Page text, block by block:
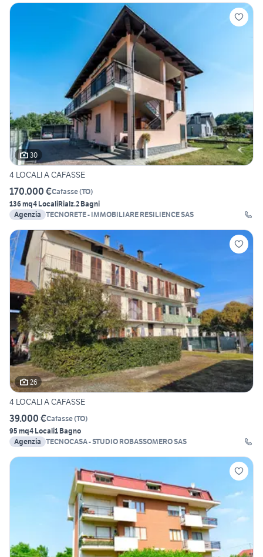
30
4 LOCALI A CAFASSE
170.000 €Cafasse(TO)
136 mq4 LocaliRialz.2 Bagni
Agenzia
TECNORETE - IMMOBILIARE RESILIENCE SAS
26
4 LOCALI A CAFASSE
39.000 €Cafasse(TO)
95 mq4 Locali1 Bagno
Agenzia
TECNOCASA - STUDIO ROBASSOMERO SAS